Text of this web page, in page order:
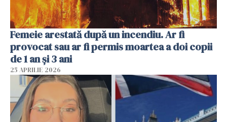
Femeie arestată după un incendiu. Ar fi
provocat sau ar fi permis moartea a doi copii
de 1 an și 3 ani
25 APRILIE 2026